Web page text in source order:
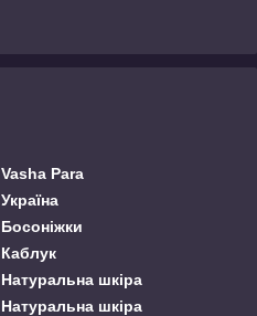
Vasha Para
Україна
Босоніжки
Каблук
Натуральна шкіра
Натуральна шкіра